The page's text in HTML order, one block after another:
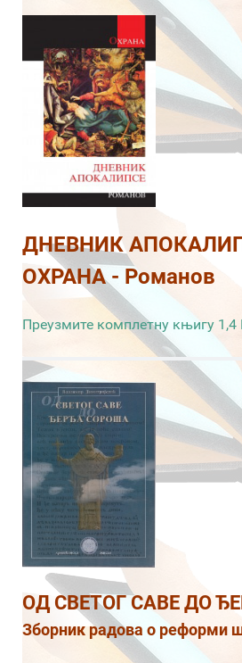
ДНЕВНИК
ОХРАНА - Романов
Преузмите комплетну књигу 1,4
ОД СВЕТОГ САВЕ ДО
Зборник радова о реформи